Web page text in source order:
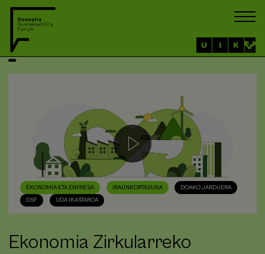
EKONOMIA ETA ENPRESA IRAUNKORTASUNA
DOAKO JARDUERA
DSF
UDA IKASTAROA
Ekonomia Zirkularreko